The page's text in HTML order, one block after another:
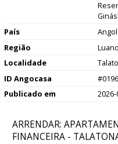
País
Região
Localidade
ID Angocasa
Publicado em
ARRENDAR:
FINANCEIRA -